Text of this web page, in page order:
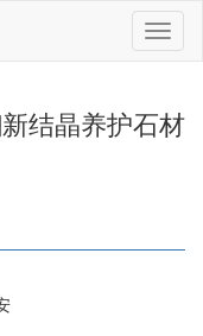
结晶养护石材